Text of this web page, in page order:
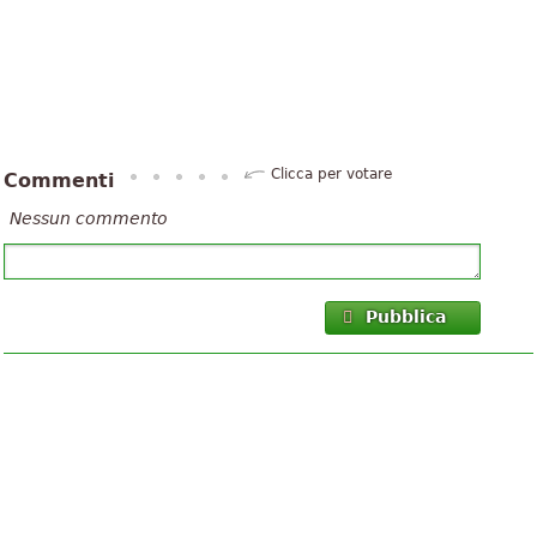
Commenti Clicca per votare
Nessun commento
Pubblica